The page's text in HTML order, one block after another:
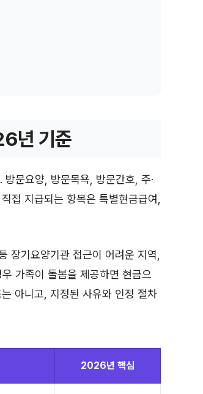
년 기준
문요양, 방문목욕, 방문간호, 주·
접 지급되는 항목은 특별현금급여,
기요양기관 접근이 어려운 지역,
가족이 돌봄을 제공하면 현금으
아니고, 지정된 사유와 인정 절차
2026년 핵심